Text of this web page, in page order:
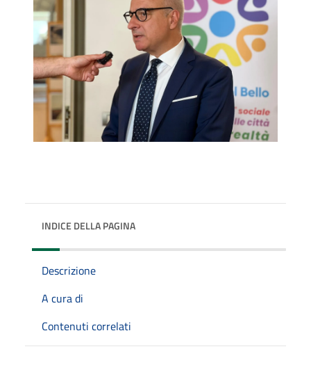
INDICE DELLA PAGINA
Descrizione
A cura di
Contenuti correlati